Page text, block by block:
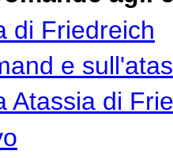
di Friedreich
e
Atassia di